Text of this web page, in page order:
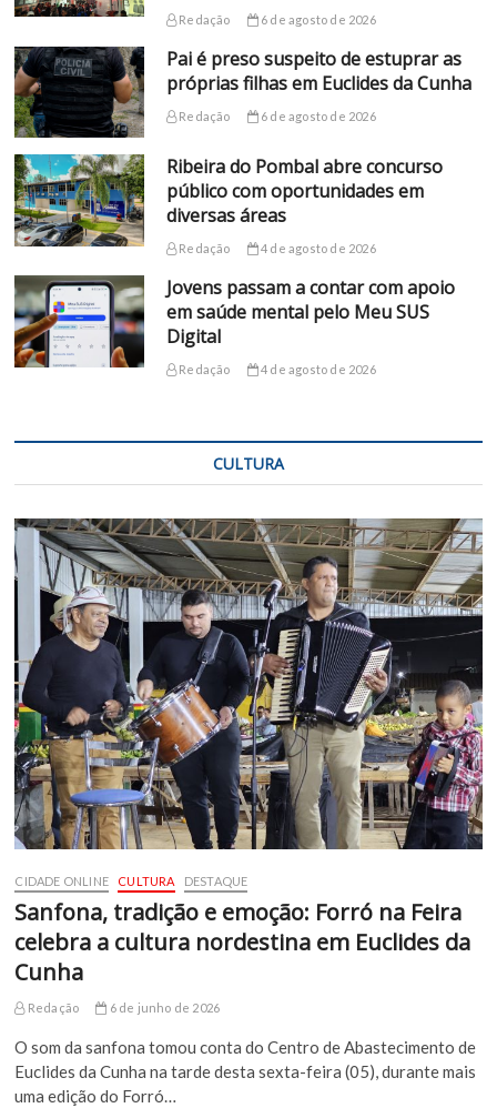
Redação 6 de agosto de 2026
Pai é preso suspeito de estuprar as
próprias filhas em Euclides da Cunha
Redação 6 de agosto de 2026
Ribeira do Pombal abre concurso
público com oportunidades em
diversas áreas
Redação 4 de agosto de 2026
Jovens passam a contar com apoio
em saúde mental pelo Meu SUS
Digital
Redação 4 de agosto de 2026
CULTURA
CIDADE ONLINE CULTURA DESTAQUE
Sanfona, tradição e emoção: Forró na Feira
celebra a cultura nordestina em Euclides da
Cunha
Redação 6 de junho de 2026
O som da sanfona tomou conta do Centro de Abastecimento de
Euclides da Cunha na tarde desta sexta-feira (05), durante mais
uma edição do Forró…